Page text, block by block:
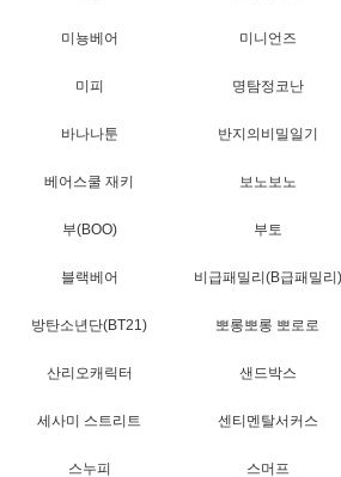
미뇽베어 미니언즈
미피 명탐정코난
바나나툰 반지의비밀일기
베어스쿨 재키 보노보노
부(BOO) 부토
블랙베어 비급패밀리(B급패밀리)
방탄소년단(BT21) 뽀롱뽀롱 뽀로로
산리오캐릭터 샌드박스
세사미 스트리트 센티멘탈서커스
스누피 스머프